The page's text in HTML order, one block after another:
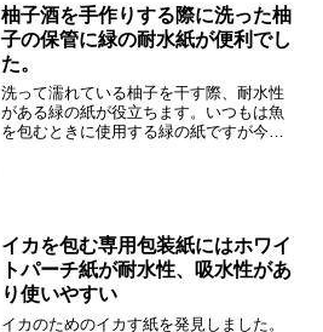
柚子酒を手作りする際に洗った柚
子の保管に緑の耐水紙が便利でし
た。
洗って濡れている柚子を干す際、耐水性
がある緑の紙が役立ちます。いつもは魚
を包むときに使用する緑の紙ですが今回
イカを包む専用包装紙にはホワイ
トパーチ紙が耐水性、吸水性があ
り使いやすい
イカのためのイカす紙を発見しました。